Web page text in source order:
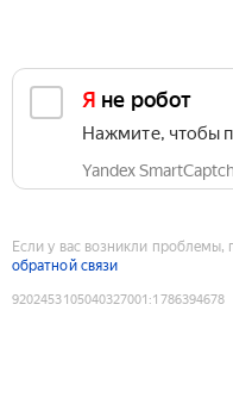
Я не робот
Нажмите, чтобы
Yandex
Если у вас возникли проблемы,
обратной связи
9202453105040327001 :1786394678